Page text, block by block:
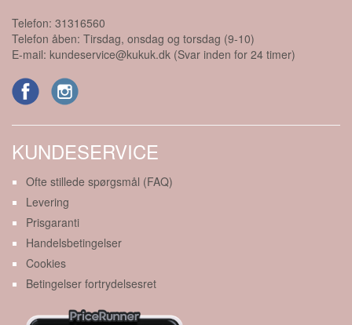
Telefon: 31316560
Telefon åben: Tirsdag, onsdag og torsdag (9-10)
E-mail: kundeservice@kukuk.dk (Svar inden for 24 timer)
KUNDESERVICE
Ofte stillede spørgsmål (FAQ)
Levering
Prisgaranti
Handelsbetingelser
Cookies
Betingelser fortrydelsesret